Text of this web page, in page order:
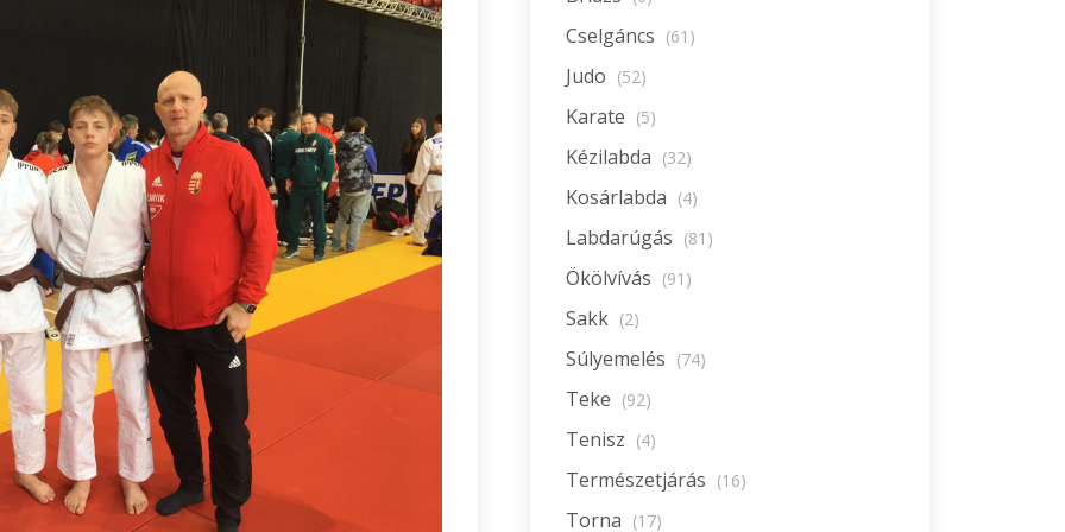
Cselgáncs (61)
Judo (52)
Karate (5)
Kézilabda (32)
Kosárlabda (4)
Labdarúgás (81)
Ökölvívás (91)
Sakk (2)
Súlyemelés (74)
Teke (92)
Tenisz (4)
Természetjárás (16)
Torna (17)